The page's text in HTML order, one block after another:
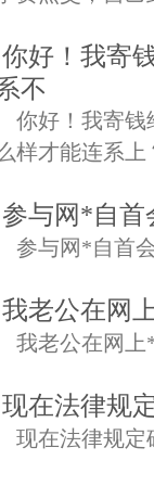
你好！我寄
不
你好！我寄钱
样才能连系上
参与网*自首
参与网*自首
我老公在网
我老公在网上
现在法律规
现在法律规定